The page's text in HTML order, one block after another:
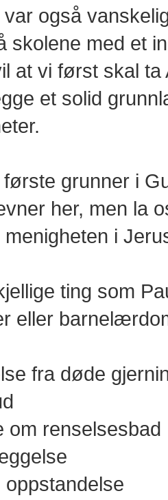
også
skolene med et
at vi først skal
et solid
grunner i
her, men la
i
ting som
eller
fra døde
om renselsesbad